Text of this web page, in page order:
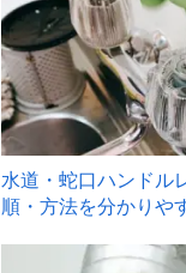
水道・蛇口ハンドル
順・方法を分かりや